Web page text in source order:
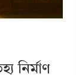
নির্মাণ